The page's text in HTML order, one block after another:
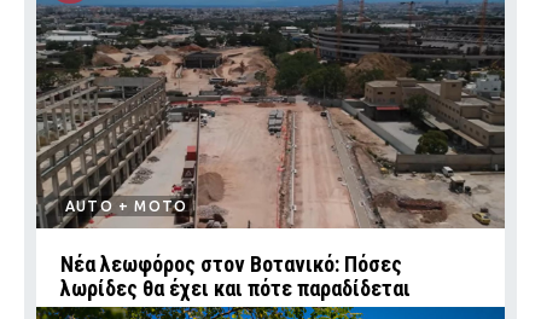
AUTO + MOTO
Νέα λεωφόρος στον Βοτανικό: Πόσες
λωρίδες θα έχει και πότε παραδίδεται